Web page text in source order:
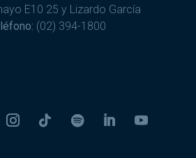
E10 25 y Lizardo García
(02) 394-1800